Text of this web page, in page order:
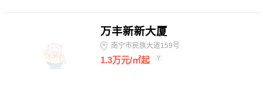
7、层高户型好：舒适层高4.2-4.5米，户型方正
通透；
万丰新新大厦
南宁市民族大道159号
1.3万元/㎡起